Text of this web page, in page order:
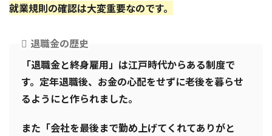
就業規則の確認は大変重要なのです。
退職金の歴史
「退職金と終身雇用」は江戸時代からある制度で
す。定年退職後、お金の心配をせずに老後を暮らせ
るようにと作られました。
また「会社を最後まで勤め上げてくれてありがと